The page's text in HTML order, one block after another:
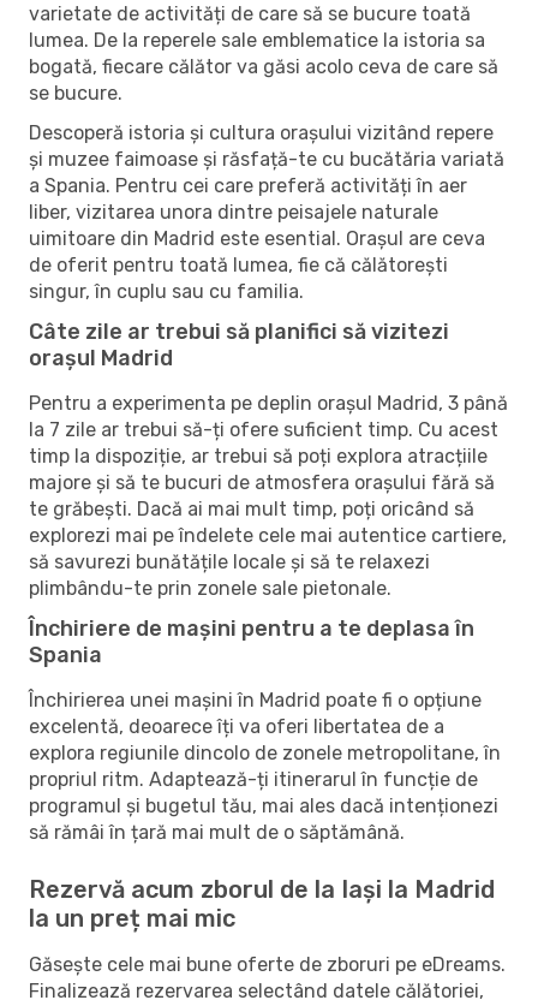
varietate de activități de care să se bucure toată
lumea. De la reperele sale emblematice la istoria sa
bogată, fiecare călător va găsi acolo ceva de care să
se bucure.
Descoperă istoria și cultura orașului vizitând repere
și muzee faimoase și răsfață-te cu bucătăria variată
a Spania. Pentru cei care preferă activități în aer
liber, vizitarea unora dintre peisajele naturale
uimitoare din Madrid este esential. Orașul are ceva
de oferit pentru toată lumea, fie că călătorești
singur, în cuplu sau cu familia.
Câte zile ar trebui să planifici să vizitezi
orașul Madrid
Pentru a experimenta pe deplin orașul Madrid, 3 până
la 7 zile ar trebui să-ți ofere suficient timp. Cu acest
timp la dispoziție, ar trebui să poți explora atracțiile
majore și să te bucuri de atmosfera orașului fără să
te grăbești. Dacă ai mai mult timp, poți oricând să
explorezi mai pe îndelete cele mai autentice cartiere,
să savurezi bunătățile locale și să te relaxezi
plimbându-te prin zonele sale pietonale.
Închiriere de mașini pentru a te deplasa în
Spania
Închirierea unei mașini în Madrid poate fi o opțiune
excelentă, deoarece îți va oferi libertatea de a
explora regiunile dincolo de zonele metropolitane, în
propriul ritm. Adaptează-ți itinerarul în funcție de
programul și bugetul tău, mai ales dacă intenționezi
să rămâi în țară mai mult de o săptămână.
Rezervă acum zborul de la Iași la Madrid
la un preț mai mic
Găsește cele mai bune oferte de zboruri pe eDreams.
Finalizează rezervarea selectând datele călătoriei,